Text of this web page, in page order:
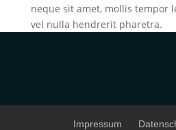
neque sit amet, mollis tempor
vel nulla hendrerit pharetra.
Impressum